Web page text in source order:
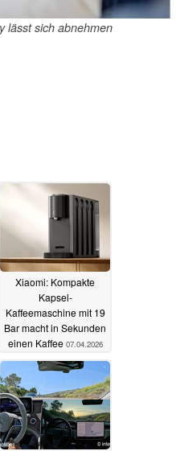
lässt sich abnehmen
Xiaomi: Kompakte
Kapsel-
Kaffeemaschine mit 19
Bar macht in Sekunden
einen Kaffee 07.04.2026